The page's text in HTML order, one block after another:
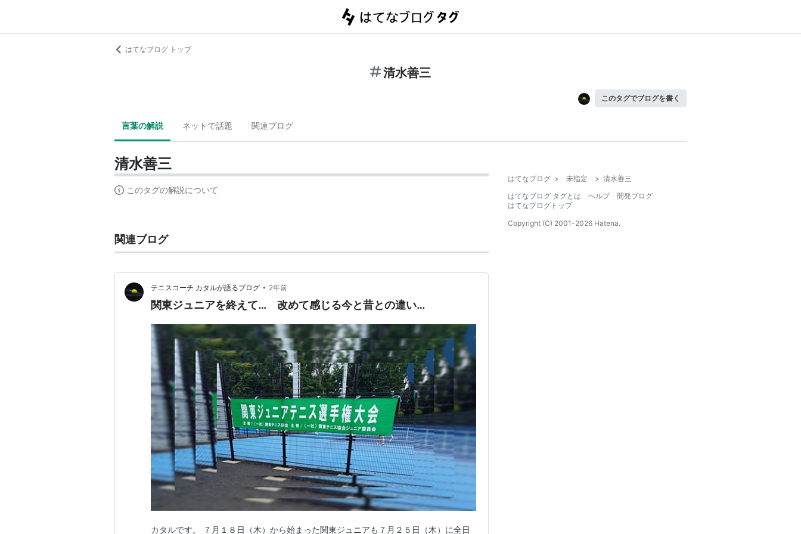
はてなブログ トップ
清水善三
このタグでブログを書く
言葉の解説 ネットで話題 関連ブログ
清水善三
このタグの解説について
関連ブログ
テニスコーチ カタルが語るブログ • 2年前
関東ジュニアを終えて… 改めて感じる今と昔との違い…
カタルです。 ７月１８日（木）から始まった関東ジュニアも７月２５日（木）に全日
はてなブログ > 未指定 > 清水善三
はてなブログ タグとは
ヘルプ
開発ブログ
はてなブログトップ
Copyright (C) 2001-2026 Hatena.